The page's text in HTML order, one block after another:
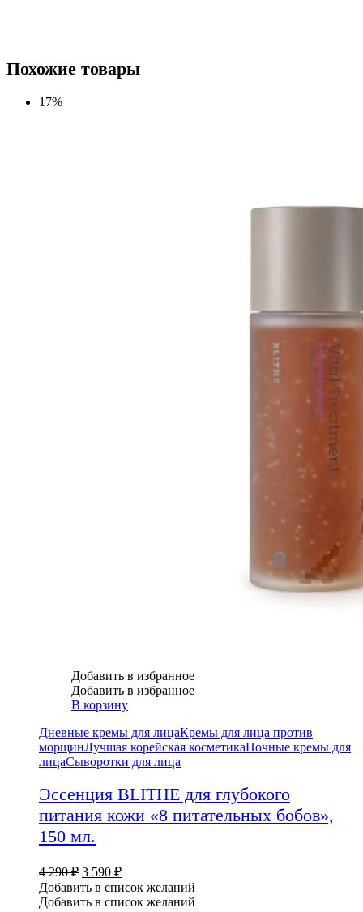
Похожие товары
17%
Добавить в избранное
Добавить в избранное
В корзину
Дневные кремы для лицаКремы для лица против
морщинЛучшая корейская косметикаНочные кремы для
лицаСыворотки для лица
Эссенция BLITHE для глубокого
питания кожи «8 питательных бобов»,
150 мл.
4 290₽ 3 590 ₽
Добавить в список желаний
Добавить в список желаний